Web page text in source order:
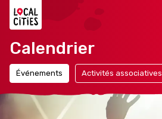
Calendrier
Événements Activités associatives